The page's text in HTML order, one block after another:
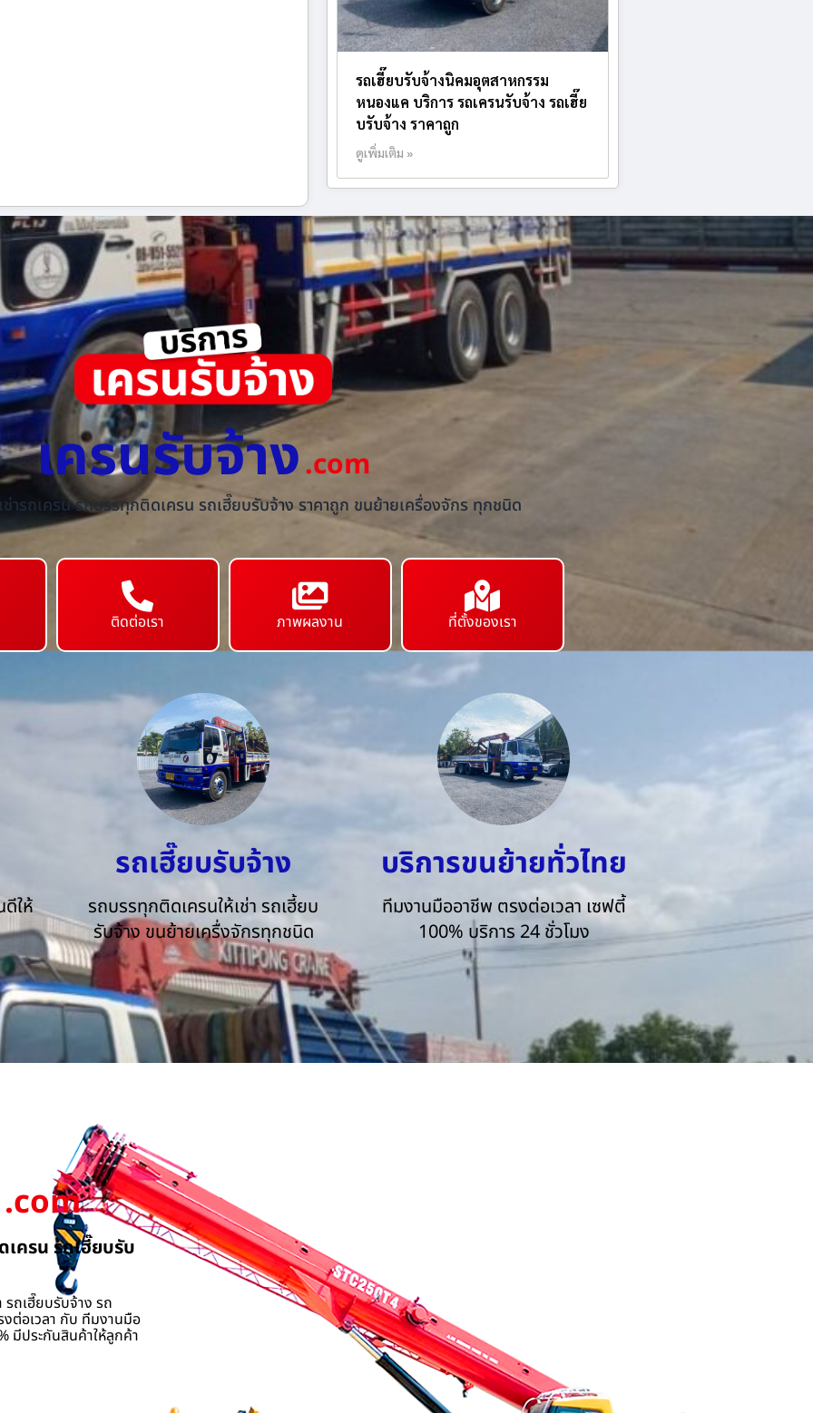
รถเฮี๊ยบรับจ้างนิคมอุตสาหกรรม
หนองแค บริการ รถเครนรับจ้าง รถเฮี๊ย
บรับจ้าง ราคาถูก
ดูเพิ่มเติม »
เครนรับจ้าง.com
ช่ารถเครน รถบรรทุกติดเครน รถเฮี๊ยบรับจ้าง ราคาถูก ขนย้ายเครื่องจักร ทุกชนิด
ติดต่อเรา ภาพผลงาน ที่ตั้งของเรา
ดีให้
รถเฮี๊ยบรับจ้าง
รถบรรทุกติดเครนให้เช่า รถเฮี้ยบ
รับจ้าง ขนย้ายเครื่งจักรทุกชนิด
บริการขนย้ายทั่วไทย
ทีมงานมืออาชีพ ตรงต่อเวลา เซฟตี้
100% บริการ 24 ชั่วโมง
.com
เครน รถเฮี๊ยบรับ
รถเฮี๊ยบรับจ้าง รถ
ต่อเวลา กับ ทีมงานมือ
มีประกันสินค้าให้ลูกค้า